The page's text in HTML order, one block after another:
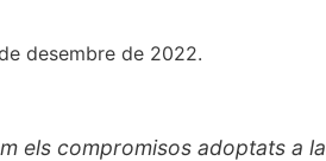
desembre de 2022.
els compromisos adoptats a